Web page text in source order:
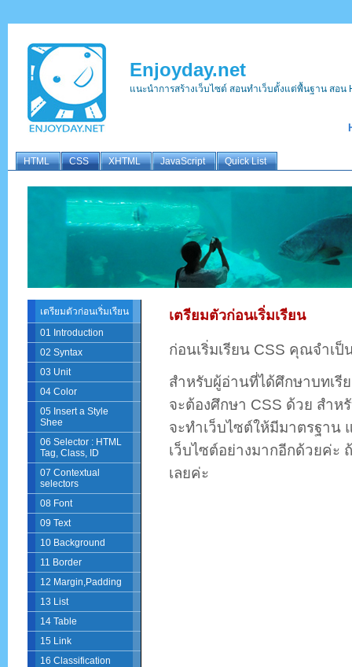
Enjoyday.net
แนะนำการสร้างเว็บไซต์ สอนทำเว็บตั้งแต่พื้นฐาน สอน
HTML CSS XHTML JavaScript Quick List
เตรียมตัวก่อนเริ่มเรียน
01 Introduction
02 Syntax
03 Unit
04 Color
05 Insert a Style
Shee
06 Selector : HTML
Tag, Class, ID
07 Contextual
selectors
08 Font
09 Text
10 Background
11 Border
12 Margin,Padding
13 List
14 Table
15 Link
16 Classification
เตรียมตัวก่อนเริ่มเรียน
ก่อนเริ่มเรียน CSS คุณจำเ
สำหรับผู้อ่านที่ได้ศึกษาบทเรี
จะต้องศึกษา CSS ด้วย สำ
จะทำเว็บไซต์ให้มีมาตรฐาน
เว็บไซต์อย่างมากอีกด้วยค่ะ
เลยค่ะ